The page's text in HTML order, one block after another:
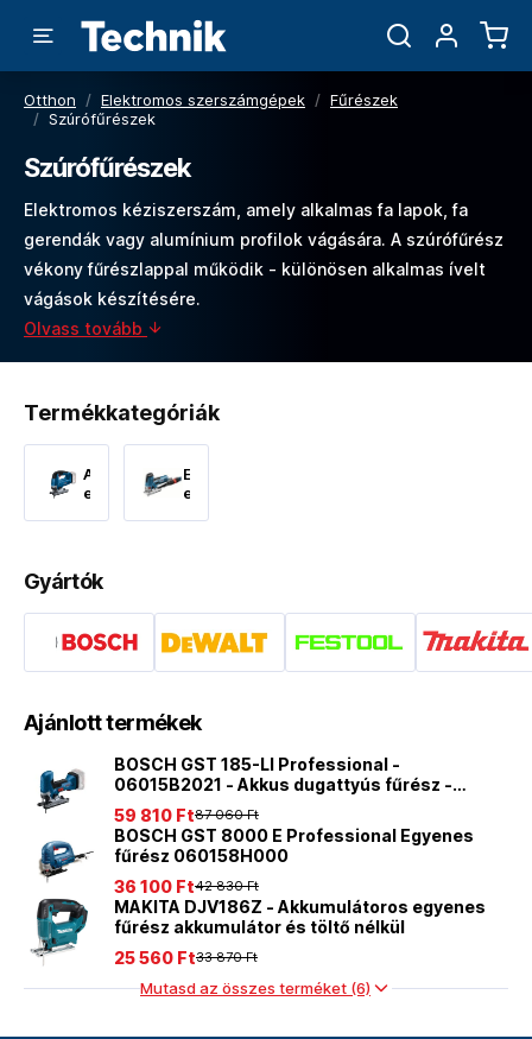
Otthon / Elektromos szerszámgépek / Fűrészek
/ Szúrófűrészek
Szúrófűrészek
Elektromos kéziszerszám, amely alkalmas fa lapok, fa
gerendák vagy alumínium profilok vágására. A szúrófűrész
vékony fűrészlappal működik - különösen alkalmas ívelt
vágások készítésére.
Olvass tovább
Termékkategóriák
Akkumulátoros
egyenes
Elektromos
egyenes
Gyártók
Ajánlott termékek
BOSCH GST 185-LI Professional -
06015B2021 - Akkus dugattyús fűrész -
akkumulátor és töltő nélkül
87 060 Ft
59 810 Ft
BOSCH GST 8000 E Professional Egyenes
fűrész 060158H000
42 830 Ft
36 100 Ft
MAKITA DJV186Z - Akkumulátoros egyenes
fűrész akkumulátor és töltő nélkül
33 870 Ft
25 560 Ft
Mutasd az összes terméket (6)